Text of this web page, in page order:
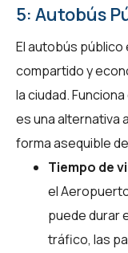
5: Autobús
El autobús
compartido y
la ciudad.
es una alternativa
forma asequible
Tiempo de
el
puede durar
tráfico, las